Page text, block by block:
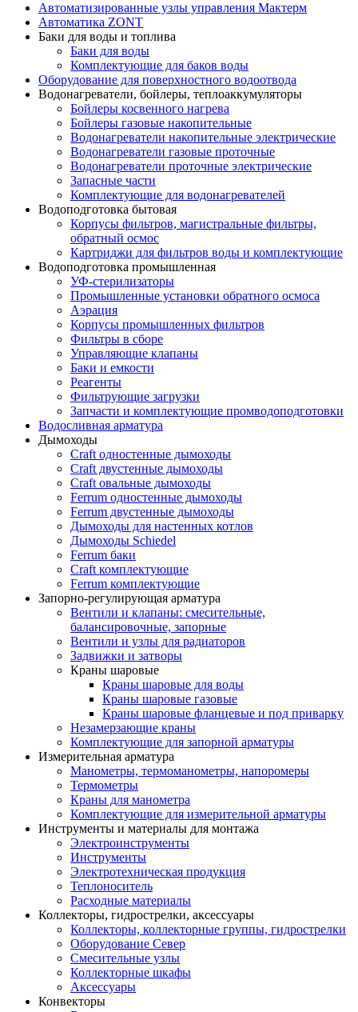
Автоматизированные узлы управления Мактерм
Автоматика ZONT
Баки для воды и топлива
Баки для воды
Комплектующие для баков воды
Оборудование для поверхностного водоотвода
Водонагреватели, бойлеры, теплоаккумуляторы
Бойлеры косвенного нагрева
Бойлеры газовые накопительные
Водонагреватели накопительные электрические
Водонагреватели газовые проточные
Водонагреватели проточные электрические
Запасные части
Комплектующие для водонагревателей
Водоподготовка бытовая
Корпусы фильтров, магистральные фильтры,
обратный осмос
Картриджи для фильтров воды и комплектующие
Водоподготовка промышленная
УФ-стерилизаторы
Промышленные установки обратного осмоса
Аэрация
Корпусы промышленных фильтров
Фильтры в сборе
Управляющие клапаны
Баки и емкости
Реагенты
Фильтрующие загрузки
Запчасти и комплектующие промводоподготовки
Водосливная арматура
Дымоходы
Craft одностенные дымоходы
Craft двустенные дымоходы
Craft овальные дымоходы
Ferrum одностенные дымоходы
Ferrum двустенные дымоходы
Дымоходы для настенных котлов
Дымоходы Schiedel
Ferrum баки
Craft комплектующие
Ferrum комплектующие
Запорно-регулирующая арматура
Вентили и клапаны: смесительные,
балансировочные, запорные
Вентили и узлы для радиаторов
Задвижки и затворы
Краны шаровые
Краны шаровые для воды
Краны шаровые газовые
Краны шаровые фланцевые и под приварку
Незамерзающие краны
Комплектующие для запорной арматуры
Измерительная арматура
Манометры, термоманометры, напоромеры
Термометры
Краны для манометра
Комплектующие для измерительной арматуры
Инструменты и материалы для монтажа
Электроинструменты
Инструменты
Электротехническая продукция
Теплоноситель
Расходные материалы
Коллекторы, гидрострелки, аксессуары
Коллекторы, коллекторные группы, гидрострелки
Оборудование Север
Смесительные узлы
Коллекторные шкафы
Аксессуары
Конвекторы